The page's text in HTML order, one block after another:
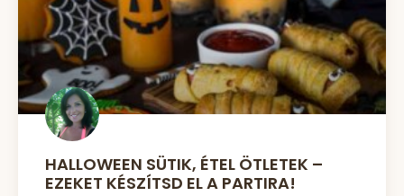
HALLOWEEN SÜTIK, ÉTEL ÖTLETEK –
EZEKET KÉSZÍTSD EL A PARTIRA!